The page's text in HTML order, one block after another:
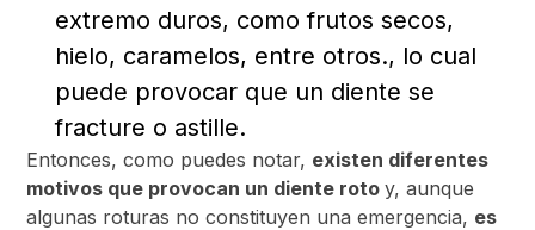
extremo duros, como frutos secos,
hielo, caramelos, entre otros., lo cual
puede provocar que un diente se
fracture o astille.
Entonces, como puedes notar, existen diferentes
motivos que provocan un diente rotoy, aunque
algunas roturas no constituyen una emergencia, es